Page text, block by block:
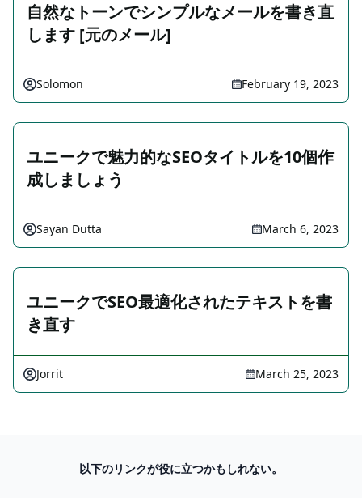
自然なトーンでシンプルなメールを書き直
します [元のメール]
Solomon February 19, 2023
ユニークで魅力的なSEOタイトルを10個作
成しましょう
Sayan Dutta March 6, 2023
ユニークでSEO最適化されたテキストを書
き直す
Jorrit March 25, 2023
以下のリンクが役に立つかもしれない。